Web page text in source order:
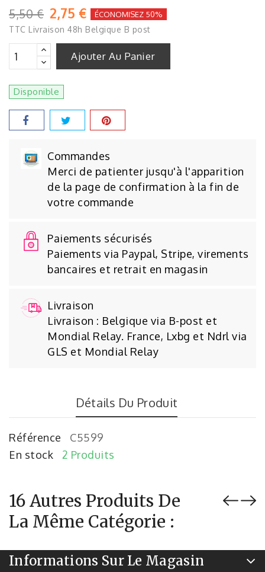
5,50 € 2,75 € ÉCONOMISEZ 50%
TTC Livraison 48h Belgique B post
Ajouter Au Panier
Disponible
Commandes
Merci de patienter jusqu'à l'apparition
de la page de confirmation à la fin de
votre commande
Paiements sécurisés
Paiements via Paypal, Stripe, virements
bancaires et retrait en magasin
Livraison
Livraison : Belgique via B-post et
Mondial Relay. France, Lxbg et Ndrl via
GLS et Mondial Relay
Détails Du Produit
Référence
C5599
En stock
2 Produits
16 Autres Produits De
La Même Catégorie :
Informations Sur Le Magasin